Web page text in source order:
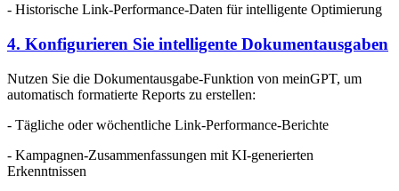
- Historische Link-Performance-Daten für intelligente Optimierung
4. Konfigurieren Sie intelligente Dokumentausgaben
Nutzen Sie die Dokumentausgabe-Funktion von meinGPT, um
automatisch formatierte Reports zu erstellen:
- Tägliche oder wöchentliche Link-Performance-Berichte
- Kampagnen-Zusammenfassungen mit KI-generierten
Erkenntnissen